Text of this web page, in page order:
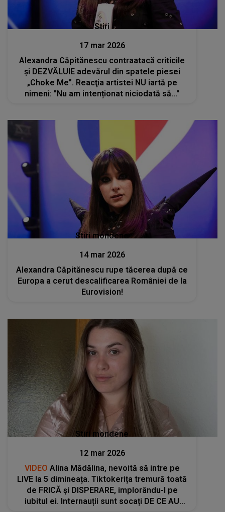
Stiri
17 mar 2026
Alexandra Căpitănescu contraatacă criticile
și DEZVĂLUIE adevărul din spatele piesei
„Choke Me”. Reacţia artistei NU iartă pe
nimeni: "Nu am intenționat niciodată să..."
Stiri mondene
14 mar 2026
Alexandra Căpitănescu rupe tăcerea după ce
Europa a cerut descalificarea României de la
Eurovision!
Stiri mondene
12 mar 2026
VIDEO Alina Mădălina, nevoită să intre pe
LIVE la 5 dimineața. Tiktokerița tremură toată
de FRICĂ și DISPERARE, implorându-l pe
iubitul ei. Internauții sunt socați DE CE AU